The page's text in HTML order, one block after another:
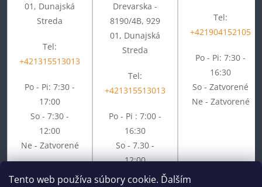
Tento web používa súbory cookie. Ďalším
01, Dunajská
Streda
Tel:
+421315513013
Po - Pi: 7:30 -
17:00
So - 7:30 -
12:00
Ne - Zatvorené
Drevarska -
8190/4B, 929
01, Dunajská
Streda
Tel:
+421315513013
Po - Pi : 7:00 -
16:30
So - 7.30 -
12:00
Ne - Zatvorené
Tel:
+421904152105
Po - Pi: 7:30 -
16:30
So - Zatvorené
Ne - Zatvorené